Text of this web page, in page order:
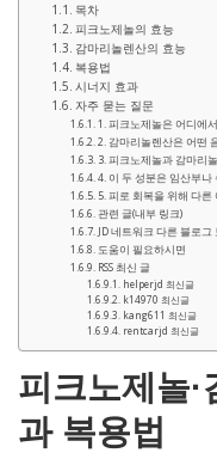
목차
피크노제놀의 효능
감마리놀렌산의 효능
복용법
시너지 효과
자주 묻는 질문
1. 피크노제놀은 어디에
2. 감마리놀렌산은 어떤
3. 피크노제놀과 감마리
4. 이 두 성분은 임산부
5. 피로 회복을 위해 다
관련 글(내부 링크)
JD 네트워크 다른 블로그
도움이 필요하시면
RSS 최신 글
helperjd 최신글
k14970 최신글
kang611 최신글
rentcarjd 최신글
피크노제놀
과 복용법